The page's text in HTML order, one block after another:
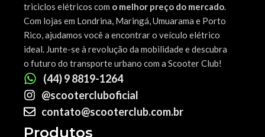
triciclos elétricos com o melhor preço do mercado.
Com lojas em Londrina, Maringá, Umuarama e Porto
Rico, ajudamos você a encontrar o veículo elétrico
ideal. Junte-se à revolução da mobilidade e descubra
o futuro do transporte urbano com a Scooter Club!
(44) 9 8819-1264
@scootercluboficial
contato@scooterclub.com.br
Produtos